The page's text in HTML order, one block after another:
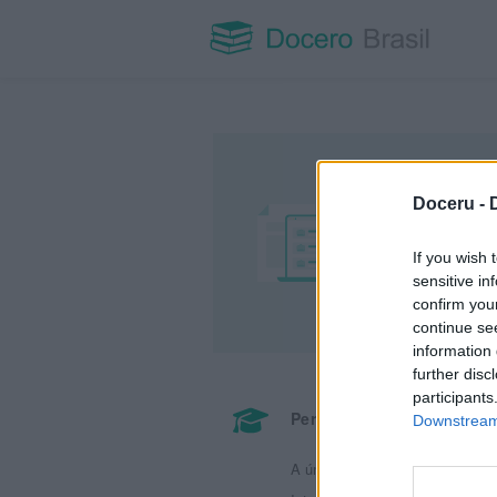
Doceru -
If you wish
sensitive
confirm
continue
information
further
Perfeito para aprender
A única plataforma científica